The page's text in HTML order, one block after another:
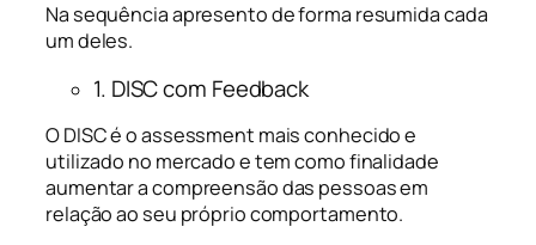
Na sequência apresento de forma resumida cada
um deles.
1. DISC com Feedback
O DISC é o assessment mais conhecido e
utilizado no mercado e tem como finalidade
aumentar a compreensão das pessoas em
relação ao seu próprio comportamento.